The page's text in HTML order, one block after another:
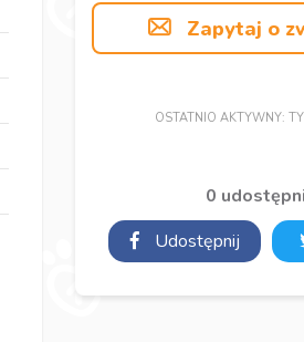
Zapytaj o
OSTATNIO AKTYWNY:
0
Udostępnij